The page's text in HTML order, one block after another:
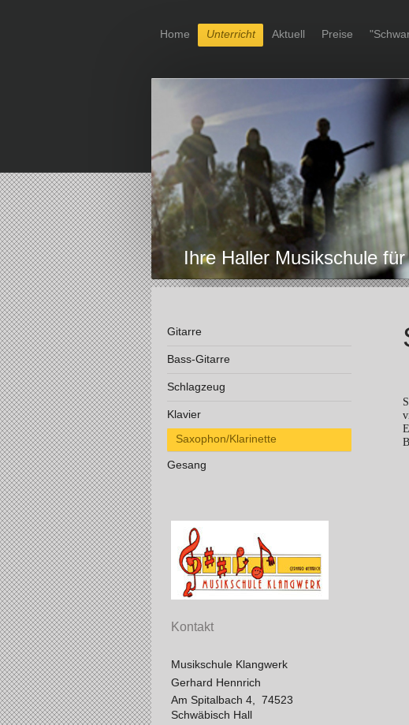
Home Unterricht Aktuell Preise
Ihre Haller Musikschule
Gitarre
Bass-Gitarre
Schlagzeug
Klavier
Saxophon/Klarinette
Gesang
Kontakt
Musikschule Klangwerk
Gerhard Hennrich
Am Spitalbach 4, 74523
Schwäbisch Hall